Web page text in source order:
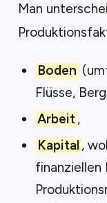
Man
Boden
Flüsse,
Arbeit,
Kapital,
finanziellen